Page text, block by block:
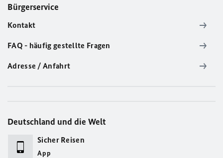
Bürgerservice
Kontakt
FAQ - häufig gestellte Fragen
Adresse / Anfahrt
Deutschland und die Welt
Sicher Reisen
App